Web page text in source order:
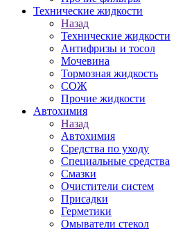
Технические жидкости
Назад
Технические жидкости
Антифризы и тосол
Мочевина
Тормозная жидкость
СОЖ
Прочие жидкости
Автохимия
Назад
Автохимия
Средства по уходу
Специальные средства
Смазки
Очистители систем
Присадки
Герметики
Омыватели стекол